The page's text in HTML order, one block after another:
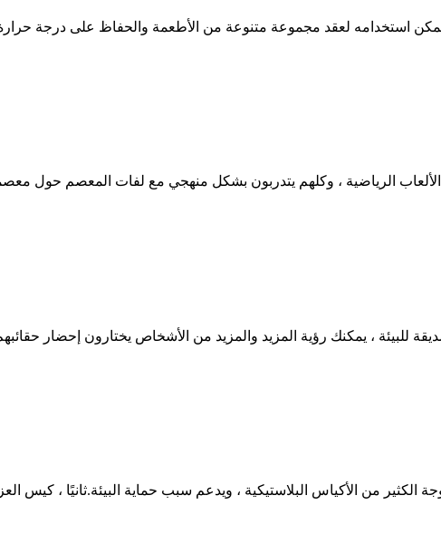
يمكن استخدامه لعقد مجموعة متنوعة من الأطعمة والحفاظ على درجة
الألعاب الرياضية ، وكلهم يتدربون بشكل منهجي مع لفات المعصم حول
للبيئة ، يمكنك رؤية المزيد والمزيد من الأشخاص يختارون إحضار
الكثير من الأكياس البلاستيكية ، ويدعم سبب حماية البيئة.ثانيًا ، كيس